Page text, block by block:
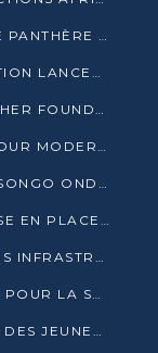
QUATRE PRÉSUMÉS TRAFIQUANTS DE PANTHÈRE ARRÊTÉS À EWO
EWAWA PLUS ET L’ARCHER FOUNDATION LANCENT UN CAMP DE BASKET POUR LES JEUNES À BRAZZAVILLE
BASKETBALL: EWAWA PLUS ET L’ARCHER FOUNDATION LANCENT UN CAMP POUR LES JEUNES
AGL CONGO LIVRE 270 VÉHICULES POUR MODERNISER LE TRANSPORT URBAIN
PASSEPORT AU CONGO : JEAN-OLESSONGO ONDAYE VEUT METTRE FIN AUX LENTEURS ADMINISTRATIVES
LES ÉTATS-UNIS FINANCERONT LA MISE EN PLACE DE JUSQU’À 50 CLINIQUES DE LUTTE CONTRE L’EBOLA
LE CONGO LANCE LE DIAGNOSTIC DES INFRASTRUCTURES SPORTIVES DU COMPLEXE DE KINTÉLÉ
BAD 2026 : LUDOVIC NGATSÉ PLAIDE POUR LA SOUVERAINETÉ FINANCIÈRE AFRICAINE
AUBEVILLE : LE CENTRE D’INSERTION DES JEUNES PRÊT À OUVRIR SES PORTES